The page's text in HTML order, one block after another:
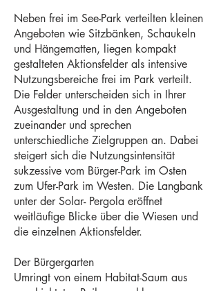
Neben frei im See-Park verteilten kleinen
Angeboten wie Sitzbänken, Schaukeln
und Hängematten, liegen kompakt
gestalteten Aktionsfelder als intensive
Nutzungsbereiche frei im Park verteilt.
Die Felder unterscheiden sich in Ihrer
Ausgestaltung und in den Angeboten
zueinander und sprechen
unterschiedliche Zielgruppen an. Dabei
steigert sich die Nutzungsintensität
sukzessive vom Bürger-Park im Osten
zum Ufer-Park im Westen. Die Langbank
unter der Solar- Pergola eröffnet
weitläufige Blicke über die Wiesen und
die einzelnen Aktionsfelder.
Der Bürgergarten
Umringt von einem Habitat-Saum aus